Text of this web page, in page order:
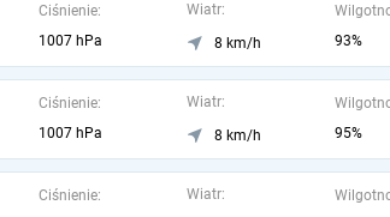
Ciśnienie:
1007 hPa
Wiatr:
8 km/h
93%
Ciśnienie:
1007 hPa
Wiatr:
8 km/h
95%
Ciśnienie:
Wiatr: